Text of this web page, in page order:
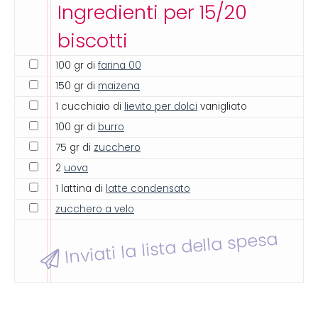
Ingredienti per 15/20
biscotti
100 gr di farina 00
150 gr di maizena
1 cucchiaio di lievito per dolci vanigliato
100 gr di burro
75 gr di zucchero
2 uova
1 lattina di latte condensato
zucchero a velo
Inviati la lista della spesa